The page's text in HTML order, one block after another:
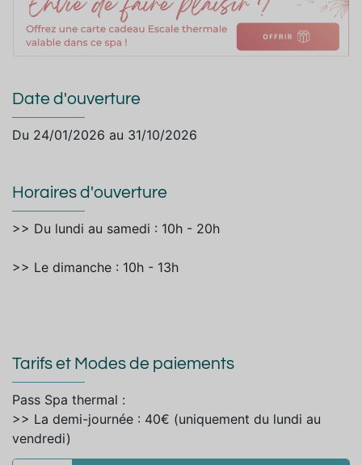
Date d'ouverture
Du 24/01/2026 au 31/10/2026
Horaires d'ouverture
>> Du lundi au samedi : 10h - 20h
>> Le dimanche : 10h - 13h
Tarifs et Modes de paiements
Pass Spa thermal :
>> La demi-journée : 40€ (uniquement du lundi au
vendredi)